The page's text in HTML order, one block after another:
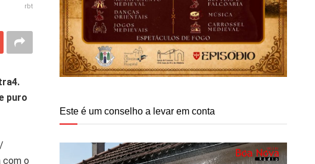
rbt
puro
com o
Este é um conselho a levar em conta